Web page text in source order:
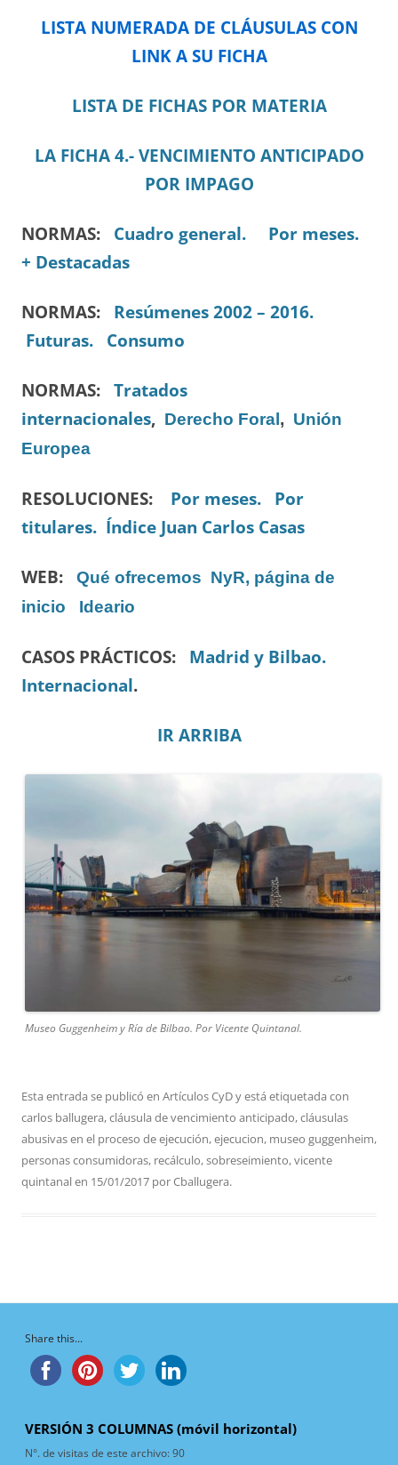
LISTA NUMERADA DE CLÁUSULAS CON
LINK A SU FICHA
LISTA DE FICHAS POR MATERIA
LA FICHA 4.- VENCIMIENTO ANTICIPADO
POR IMPAGO
NORMAS: Cuadro general.
Por meses.
+ Destacadas
NORMAS: Resúmenes 2002 – 2016.
Futuras.
Consumo
NORMAS: Tratados
internacionales, Derecho Foral , Unión
Europea
RESOLUCIONES: Por meses.
Por
titulares. Índice Juan Carlos Casas
WEB: Qué ofrecemos NyR, página de
inicio
Ideario
CASOS PRÁCTICOS: Madrid y Bilbao.
Internacional.
IR ARRIBA
Museo Guggenheim y Ría de Bilbao. Por Vicente Quintanal.
Esta entrada se publicó en Artículos CyDy está etiquetada con
carlos ballugera,cláusula de vencimiento anticipado,cláusulas
abusivas en el proceso de ejecución,ejecucion, museo guggenheim,
personas consumidoras, recálculo,sobreseimiento,vicente
quintanalen 15/01/2017 porCballugera.
Share this...
VERSIÓN 3 COLUMNAS (móvil horizontal)
N°. de visitas de este archivo:90